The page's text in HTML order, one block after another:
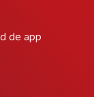
de app